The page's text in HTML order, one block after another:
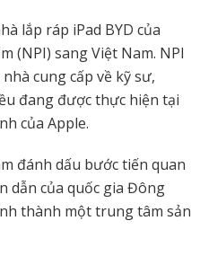
lắp ráp iPad BYD của
(NPI) sang Việt Nam. NPI
cung cấp về kỹ sư,
đang được thực hiện tại
của Apple.
đánh dấu bước tiến quan
dẫn của quốc gia Đông
thành một trung tâm sản